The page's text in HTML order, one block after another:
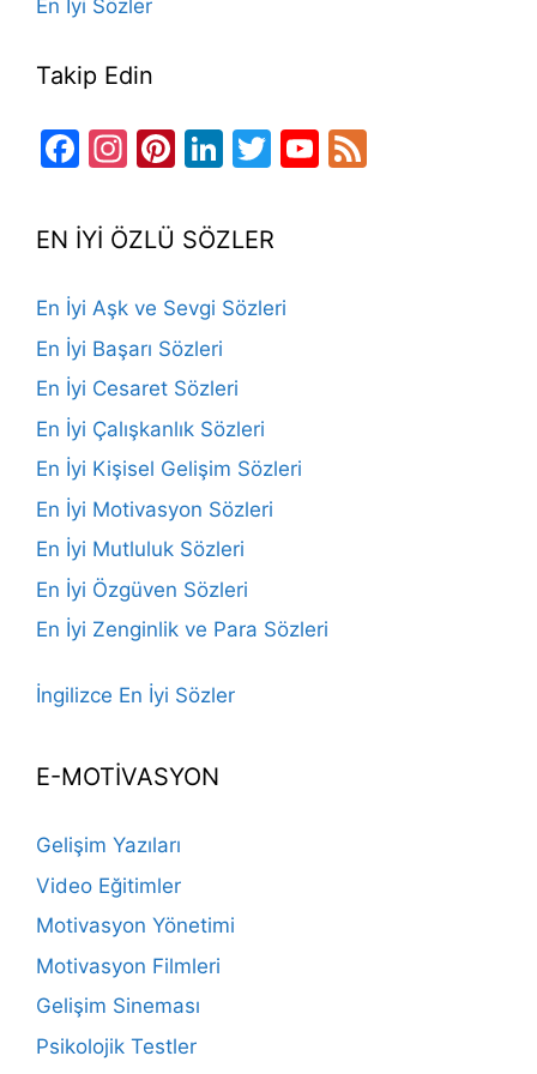
En İyi Sözler
Takip Edin
Facebook
Instagram
Pinterest
LinkedIn
TwitterYouTube
EN İYİ ÖZLÜ SÖZLER
En İyi Aşk ve Sevgi Sözleri
En İyi Başarı Sözleri
En İyi Cesaret Sözleri
En İyi Çalışkanlık Sözleri
En İyi Kişisel Gelişim Sözleri
En İyi Motivasyon Sözleri
En İyi Mutluluk Sözleri
En İyi Özgüven Sözleri
En İyi Zenginlik ve Para Sözleri
İngilizce En İyi Sözler
E-MOTİVASYON
Gelişim Yazıları
Video Eğitimler
Motivasyon Yönetimi
Motivasyon Filmleri
Gelişim Sineması
Psikolojik Testler